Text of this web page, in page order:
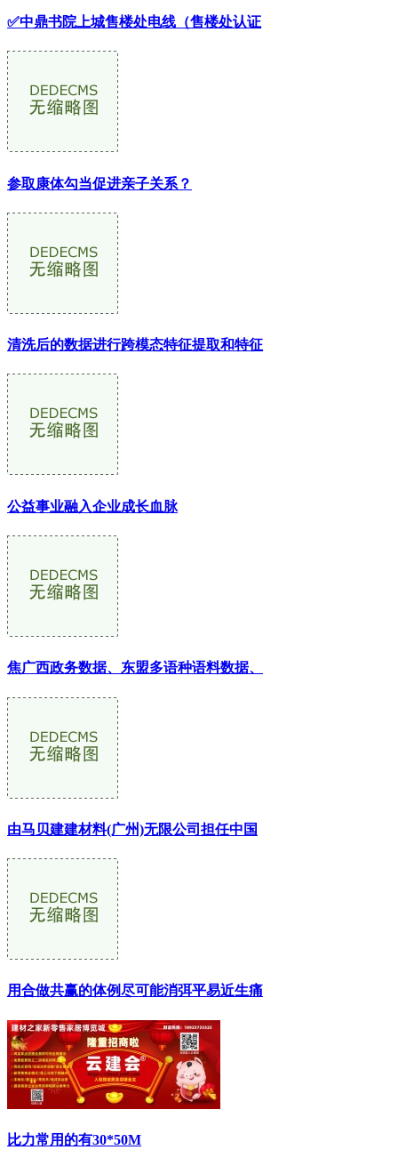
✅中鼎书院上城售楼处电线（售楼处认证
参取康体勾当促进亲子关系？
清洗后的数据进行跨模态特征提取和特征
公益事业融入企业成长血脉
焦广西政务数据、东盟多语种语料数据、
由马贝建建材料(广州)无限公司担任中国
用合做共赢的体例尽可能消弭平易近生痛
比力常用的有30*50M